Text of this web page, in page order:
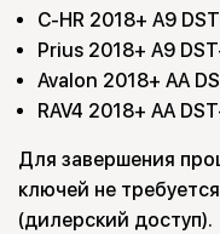
C-HR 2018+ A9
Prius 2018+ A9
Avalon 2018+ AA
RAV4 2018+ AA
Для завершения
ключей не
(дилерский доступ).